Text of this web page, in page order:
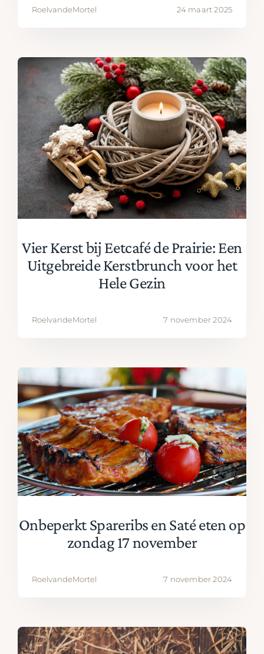
RoelvandeMortel 24 maart 2025
Vier Kerst bij Eetcafé de Prairie: Een
Uitgebreide Kerstbrunch voor het
Hele Gezin
RoelvandeMortel 7 november 2024
Onbeperkt Spareribs en Saté eten op
zondag 17 november
RoelvandeMortel 7 november 2024